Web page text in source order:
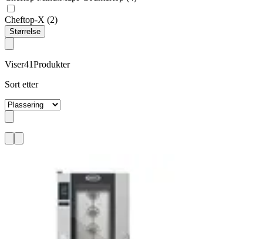
Cheftop-X (2)
Størrelse
Viser41Produkter
Sort etter